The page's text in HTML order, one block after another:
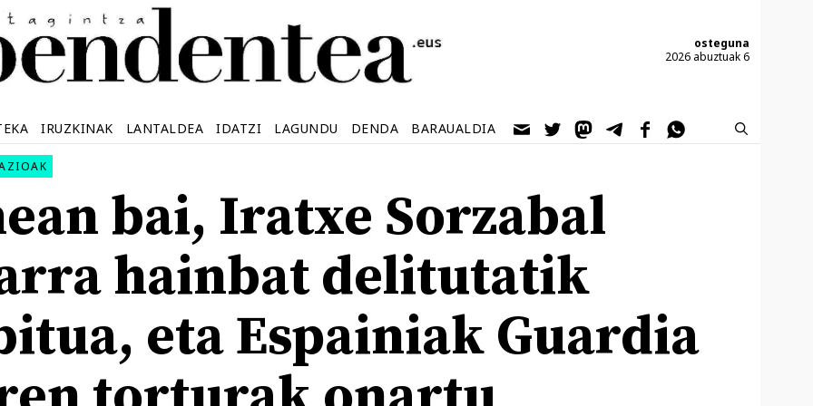
osteguna
2026 abuztuak 6
IRUZKINAK LANTALDEA IDATZI LAGUNDU DENDA BARAUALDIA
bai, Iratxe Sorzabal
hainbat delitutatik
eta Espainiak Guardia